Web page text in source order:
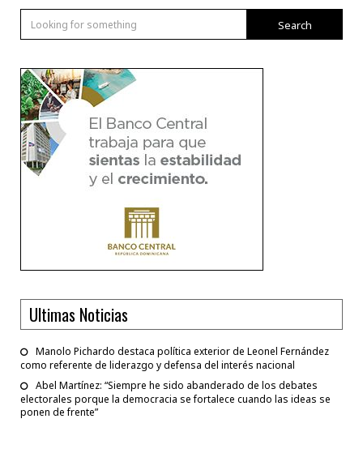
Search
Ultimas Noticias
Manolo Pichardo destaca política exterior de Leonel Fernández
como referente de liderazgo y defensa del interés nacional
Abel Martínez: “Siempre he sido abanderado de los debates
electorales porque la democracia se fortalece cuando las ideas se
ponen de frente”